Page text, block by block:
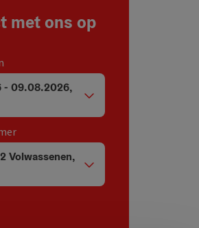
met ons op
en vertrek
- 09.08.2026,
2 Volwassenen,